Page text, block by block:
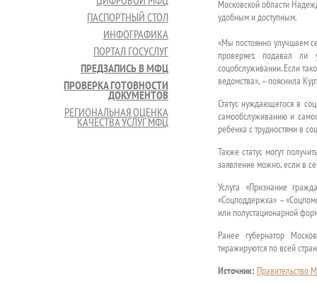
ПАСПОРТНЫЙ СТОЛ
ИНФОГРАФИКА
ПОРТАЛ ГОСУСЛУГ
ПРЕДЗАПИСЬ В МФЦ
ПРОВЕРКА ГОТОВНОСТИ
ДОКУМЕНТОВ
РЕГИОНАЛЬНАЯ ОЦЕНКА
КАЧЕСТВА УСЛУГ МФЦ
Московской области
удобным и доступным.
«Мы постоянно улучшаем
проверяет, подавал ли
соцобслуживании. Если
ведомства», – пояснила
Статус нуждающегося в
самообслуживанию и
ребенка с трудностями в
Также статус могут
заявление можно, если в
Услуга «Признание
«Соцподдержка» –
или полустационарной
Ранее губернатор
тиражируются по всей
Источник: Правительство